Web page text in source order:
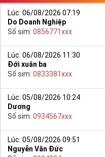
Lúc: 06/08/2026 07:19
Do Doanh Nghiệp
Số sim: 0856771xxx
Lúc: 06/08/2026 11:30
Đới xuân ba
Số sim: 0833381xxx
Lúc: 05/08/2026 10:24
Dương
Số sim: 0934567xxx
Lúc: 05/08/2026 09:51
Nguyễn Văn Đức